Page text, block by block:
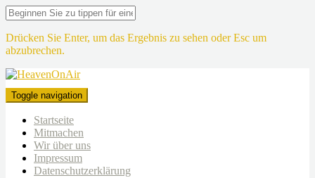
Drücken Sie Enter, um das Ergebnis zu sehen oder Esc um
abzubrechen.
Toggle navigation
Startseite
Mitmachen
Wir über uns
Impressum
Datenschutzerklärung